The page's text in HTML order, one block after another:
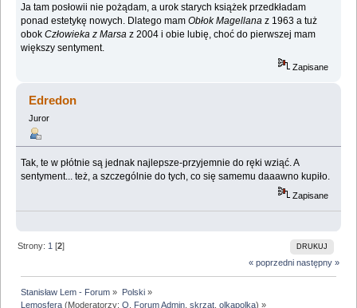
Ja tam posłowii nie pożądam, a urok starych książek przedkładam
ponad estetykę nowych. Dlatego mamObłok Magellana z 1963 a tuż
obokCzłowieka z Marsa z 2004 i obie lubię, choć do pierwszej mam
większy sentyment.
Zapisane
Edredon
Juror
Tak, te w płótnie są jednak najlepsze-przyjemnie do ręki wziąć. A
sentyment... też, a szczególnie do tych, co się samemu daaawno kupiło.
Zapisane
DRUKUJ
Strony: 1 [2]
« poprzedni następny »
Stanisław Lem - Forum » Polski»
Lemosfera (Moderatorzy:Q, Forum Admin,skrzat,olkapolka) »